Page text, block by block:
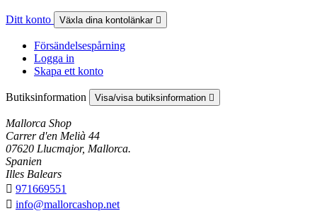
Ditt konto Växla dina kontolänkar 
Försändelsespårning
Logga in
Skapa ett konto
Butiksinformation Visa/visa butiksinformation 
Mallorca Shop
Carrer d'en Melià 44
07620 Llucmajor, Mallorca.
Spanien
Illes Balears
 971669551
 info@mallorcashop.net